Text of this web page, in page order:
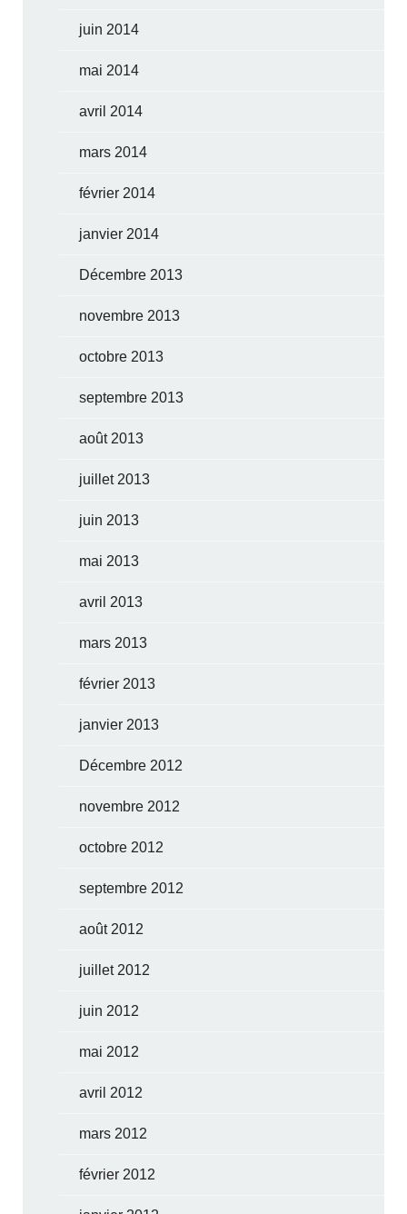
juin 2014
mai 2014
avril 2014
mars 2014
février 2014
janvier 2014
Décembre 2013
novembre 2013
octobre 2013
septembre 2013
août 2013
juillet 2013
juin 2013
mai 2013
avril 2013
mars 2013
février 2013
janvier 2013
Décembre 2012
novembre 2012
octobre 2012
septembre 2012
août 2012
juillet 2012
juin 2012
mai 2012
avril 2012
mars 2012
février 2012